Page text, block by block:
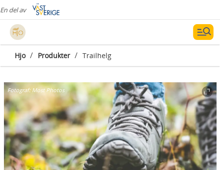
En del av
Hjo / Produkter / Trailhelg
Fotograf: Most Photos